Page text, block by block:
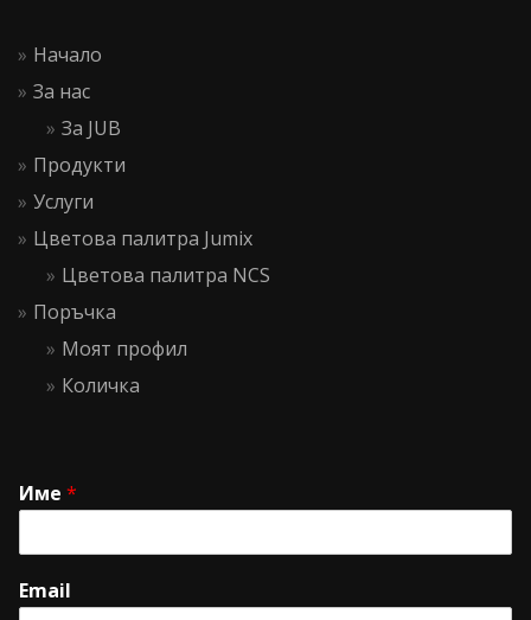
Начало
За нас
За JUB
Продукти
Услуги
Цветова палитра Jumix
Цветова палитра NCS
Поръчка
Моят профил
Количка
Име *
Email